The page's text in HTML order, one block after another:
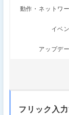
動作・ネットワ
イベ
アップデ
フリック入